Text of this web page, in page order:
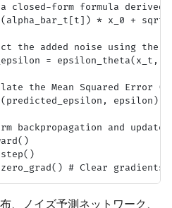
closed-form formula derived
* x_0 +
the added noise using the
= epsilon_theta(x_t,
the Mean Squared Error
epsilon)
backpropagation and update
、ノイズ予測ネットワーク、